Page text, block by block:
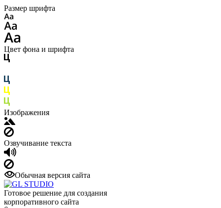
Размер шрифта
Цвет фона и шрифта
Изображения
Озвучивание текста
Обычная версия сайта
Готовое решение для создания
корпоративного сайта